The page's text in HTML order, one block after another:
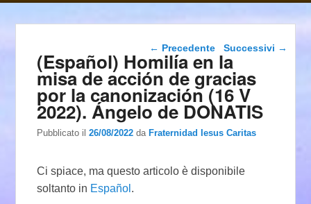
Navigazione articolo
← Precedente Successivi →
(Español) Homilía en la
misa de acción de gracias
por la canonización (16 V
2022). Ángelo de DONATIS
Pubblicato il26/08/2022 daFraternidad Iesus Caritas
Ci spiace, ma questo articolo è disponibile
soltanto in Español .